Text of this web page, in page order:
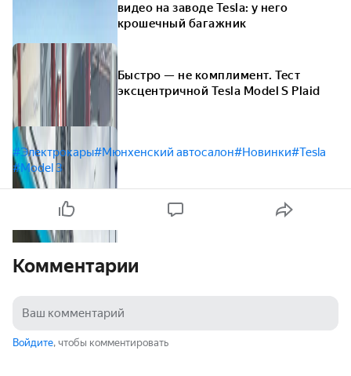
видео на заводе Tesla: у него
крошечный багажник
Быстро — не комплимент. Тест
эксцентричной Tesla Model S Plaid
#Электрокары#Мюнхенский автосалон#Новинки#Tesla
#Model 3
Комментарии
Войдите, чтобы комментировать